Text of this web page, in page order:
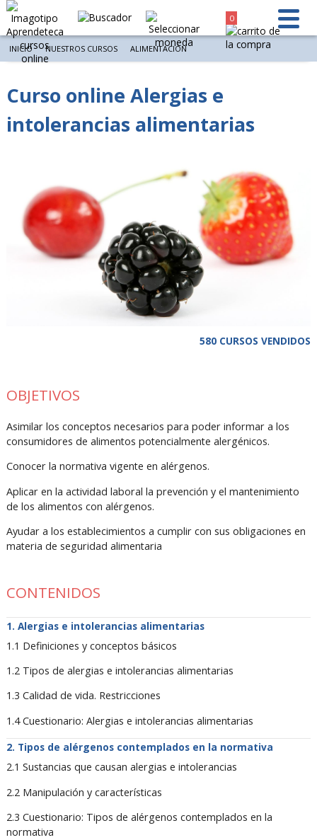
0
INICIO NUESTROS CURSOS ALIMENTACIÓN
Curso online Alergias e
intolerancias alimentarias
580 CURSOS VENDIDOS
OBJETIVOS
Asimilar los conceptos necesarios para poder informar a los
consumidores de alimentos potencialmente alergénicos.
Conocer la normativa vigente en alérgenos.
Aplicar en la actividad laboral la prevención y el mantenimiento
de los alimentos con alérgenos.
Ayudar a los establecimientos a cumplir con sus obligaciones en
materia de seguridad alimentaria
CONTENIDOS
Alergias e intolerancias alimentarias
1.1 Definiciones y conceptos básicos
1.2 Tipos de alergias e intolerancias alimentarias
1.3 Calidad de vida. Restricciones
1.4 Cuestionario: Alergias e intolerancias alimentarias
Tipos de alérgenos contemplados en la normativa
2.1 Sustancias que causan alergias e intolerancias
2.2 Manipulación y características
2.3 Cuestionario: Tipos de alérgenos contemplados en la
normativa